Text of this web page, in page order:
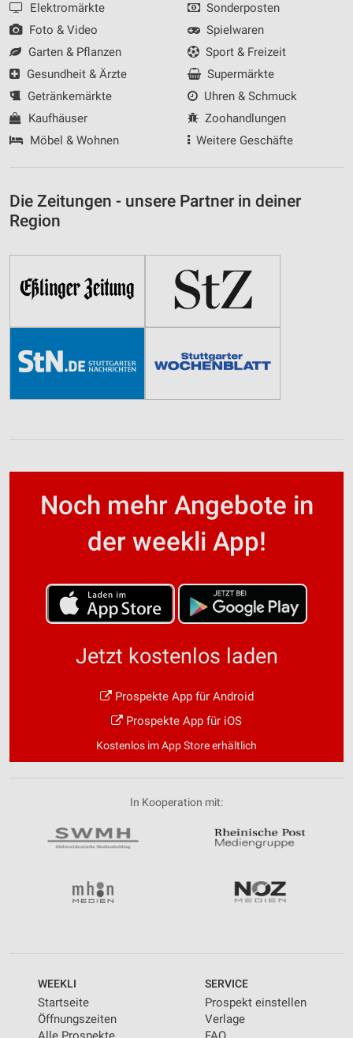
Elektromärkte
Foto & Video
Garten & Pflanzen
Gesundheit & Ärzte
Getränkemärkte
Kaufhäuser
Möbel & Wohnen
Sonderposten
Spielwaren
Sport & Freizeit
Supermärkte
Uhren & Schmuck
Zoohandlungen
Weitere Geschäfte
Die Zeitungen - unsere Partner in deiner
Region
Noch mehr Angebote in
der weekli App!
Jetzt kostenlos laden
Prospekte App für Android
Prospekte App für iOS
Kostenlos im App Store erhältlich
In Kooperation mit:
WEEKLI
Startseite
Öffnungszeiten
SERVICE
Prospekt einstellen
Verlage